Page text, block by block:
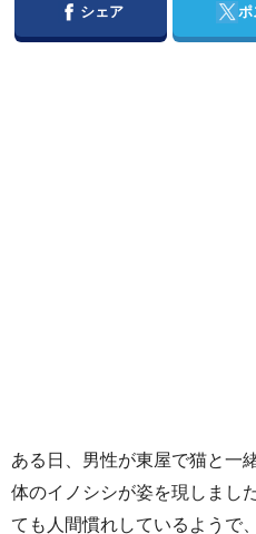
Facebook
シェア ポ
ある日、男性が東屋で猫と一
体のイノシシが姿を現しまし
ても人間慣れしているようで